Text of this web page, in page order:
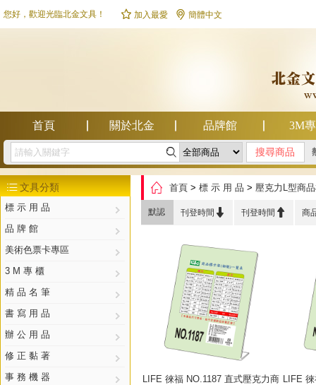
您好，歡迎光臨北金文具！  加入最愛  簡體中文
首頁 關於北金 品牌館 3M
幫助中心 
文具分類
標 示 用 品
品 牌 館
美術色票卡專區
3 M 專 櫃
精 品 名 筆
書 寫 用 品
辦 公 用 品
修 正 黏 著
事 務 機 器
 首頁 > 標 示 用 品 > 壓克力L型商
默認 刊登時間  刊登時間  商
LIFE 徠福 NO.1187 直式壓克力商 LIFE